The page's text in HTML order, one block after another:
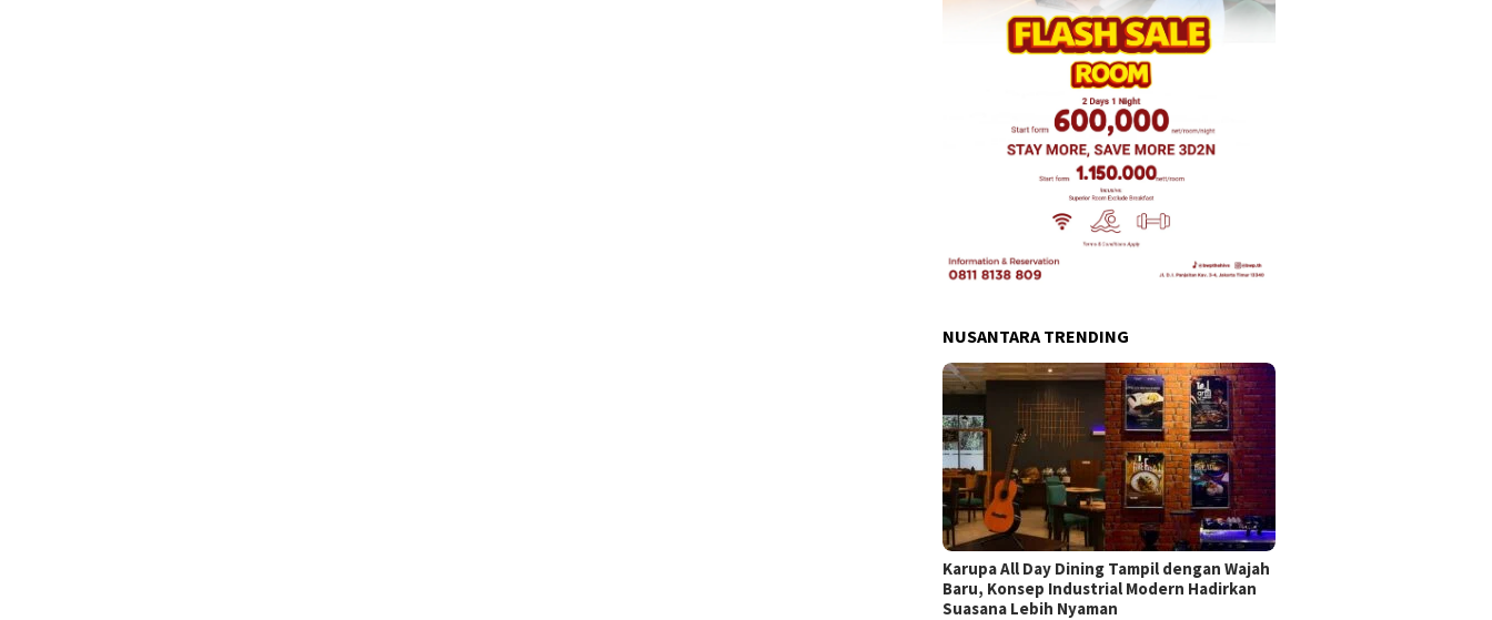
NUSANTARA TRENDING
Karupa All Day Dining Tampil dengan Wajah
Baru, Konsep Industrial Modern Hadirkan
Suasana Lebih Nyaman